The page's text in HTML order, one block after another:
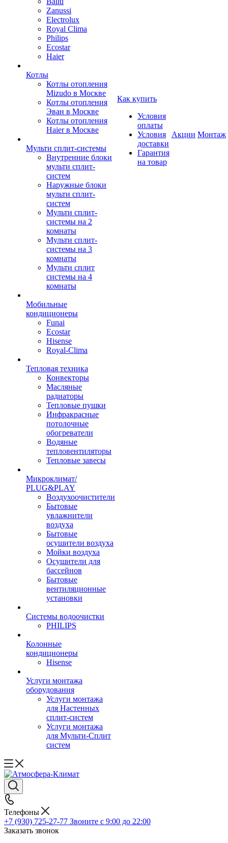
Zanussi
Electrolux
Royal Clima
Philips
Ecostar
Haier
Котлы
Котлы отопления
Mizudo в Москве
Котлы отопления
Эван в Москве
Котлы отопления
Haier в Москве
Мульти сплит-системы
Внутренние блоки
мульти сплит-
систем
Наружные блоки
мульти сплит-
систем
Мульти сплит-
системы на 2
комнаты
Мульти сплит-
системы на 3
комнаты
Мульти сплит
системы на 4
комнаты
Мобильные
кондиционеры
Funai
Ecostar
Hisense
Royal-Clima
Тепловая техника
Конвекторы
Масляные
радиаторы
Тепловые пушки
Инфракрасные
потолочные
обогреватели
Водяные
тепловентиляторы
Тепловые завесы
Микроклимат/
PLUG&PLAY
Воздухоочистители
Бытовые
увлажнители
воздуха
Бытовые
осушители воздуха
Мойки воздуха
Осушители для
бассейнов
Бытовые
вентиляционные
установки
Системы водоочистки
PHILIPS
Колонные
кондиционеры
Hisense
Услуги монтажа
оборудования
Услуги монтажа
для Настенных
сплит-систем
Услуги монтажа
для Мульти-Сплит
систем
Как купить
Условия
оплаты
Условия
доставки
Гарантия
на товар
Акции Монтаж
Телефоны
+7 (930) 725-27-77 Звоните с 9:00 до 22:00
Заказать звонок